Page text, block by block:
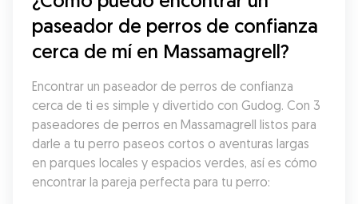
paseador de perros de confianza
cerca de mí en Massamagrell?
Encontrar un paseador de perros de confianza
cerca de ti es simple y divertido con Gudog. Con 3
paseadores de perros en Massamagrell listos para
darle a tu perro paseos cortos o aventuras largas
en parques locales y espacios verdes, así es cómo
encontrar la pareja perfecta para tu perro: